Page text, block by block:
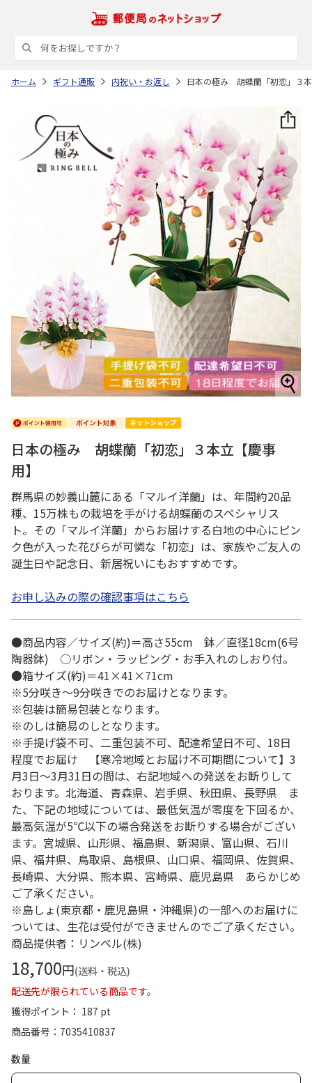
ホーム ギフト通販 内祝い・お返し 日本の極み 胡蝶蘭「初恋」３
日本の極み 胡蝶蘭「初恋」３本立【慶事
用】
群馬県の妙義山麓にある「マルイ洋蘭」は、年間約20品
種、15万株もの栽培を手がける胡蝶蘭のスペシャリス
ト。その「マルイ洋蘭」からお届けする白地の中心にピン
ク色が入った花びらが可憐な「初恋」は、家族やご友人の
誕生日や記念日、新居祝いにもおすすめです。
お申し込みの際の確認事項はこちら
●商品内容／サイズ(約)＝高さ55cm 鉢／直径18cm(6号
陶器鉢) ○リボン・ラッピング・お手入れのしおり付。
●箱サイズ(約)＝41×41×71cm
※5分咲き～9分咲きでのお届けとなります。
※包装は簡易包装となります。
※のしは簡易のしとなります。
※手提げ袋不可、二重包装不可、配達希望日不可、18日
程度でお届け 【寒冷地域とお届け不可期間について】3
月3日～3月31日の間は、右記地域への発送をお断りして
おります。北海道、青森県、岩手県、秋田県、長野県 ま
た、下記の地域については、最低気温が零度を下回るか、
最高気温が5℃以下の場合発送をお断りする場合がござい
ます。宮城県、山形県、福島県、新潟県、富山県、石川
県、福井県、鳥取県、島根県、山口県、福岡県、佐賀県、
長崎県、大分県、熊本県、宮崎県、鹿児島県 あらかじめ
ご了承ください。
※島しょ(東京都・鹿児島県・沖縄県)の一部へのお届けに
ついては、生花は受付ができませんのでご了承ください。
商品提供者：リンベル(株)
18,700円(送料・税込)
配送先が限られている商品です。
獲得ポイント： 187 pt
商品番号
7035410837
数量